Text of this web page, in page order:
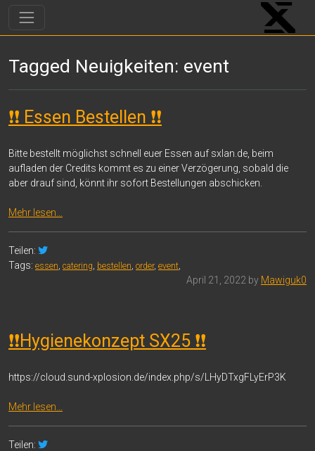
Tagged Neuigkeiten: event
❗❗ Essen Bestellen ❗❗
Bitte bestellt möglichst schnell euer Essen auf sxlan.de, beim
aufladen der Credits kommt es zu einer Verzögerung, sobald die
aber drauf sind, könnt ihr sofort Bestellungen abschicken.
Mehr lesen…
Teilen:
Tags: essen, catering, bestellen, order, event,
April 21, 2022 by Mawiguk0
❗❗Hygienekonzept SX25 ❗❗
https://cloud.sund-xplosion.de/index.php/s/LHyDTxgFLyErP3K
Mehr lesen…
Teilen: